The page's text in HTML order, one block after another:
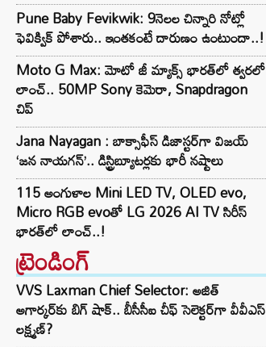
Pune Baby Fevikwik: 9నెలల చిన్నారి నోట్లో
ఫెవిక్విక్‌ పోశారు.. ఇంతకంటే దారుణం ఉంటుందా..!
Moto G Max: మోటో జీ మ్యాక్స్ భారత్‌లో త్వరలో
లాంచ్.. 50MP Sony కెమెరా, Snapdragon
చిప్‌
Jana Nayagan : బాక్సాఫీస్ డిజాస్టర్‌గా విజయ్
‘జన నాయగన్’.. డిస్ట్రిబ్యూటర్లకు భారీ నష్టాలు
115 అంగుళాల Mini LED TV, OLED evo,
Micro RGB evoతో LG 2026 AI TV సిరీస్
భారత్‌లో లాంచ్..!
ట్రెండింగ్‌
VVS Laxman Chief Selector: అజిత్
అగార్కర్‌కు బిగ్ షాక్.. బీసీసీఐ చీఫ్ సెలెక్టర్‌గా వీవీఎస్
లక్ష్మణ్?